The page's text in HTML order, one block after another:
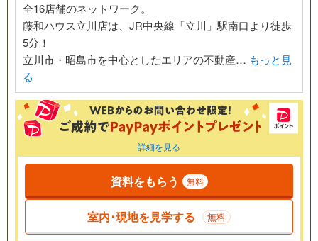
全16店舗のネットワーク。
藤和ハウス立川店は、JR中央線「立川」駅南口より徒歩
5分！
立川市・昭島市を中心としたエリアの不動産… もっと見
る
詳細を見る
資料をもらう 無料
室内･現地を見学する 無料